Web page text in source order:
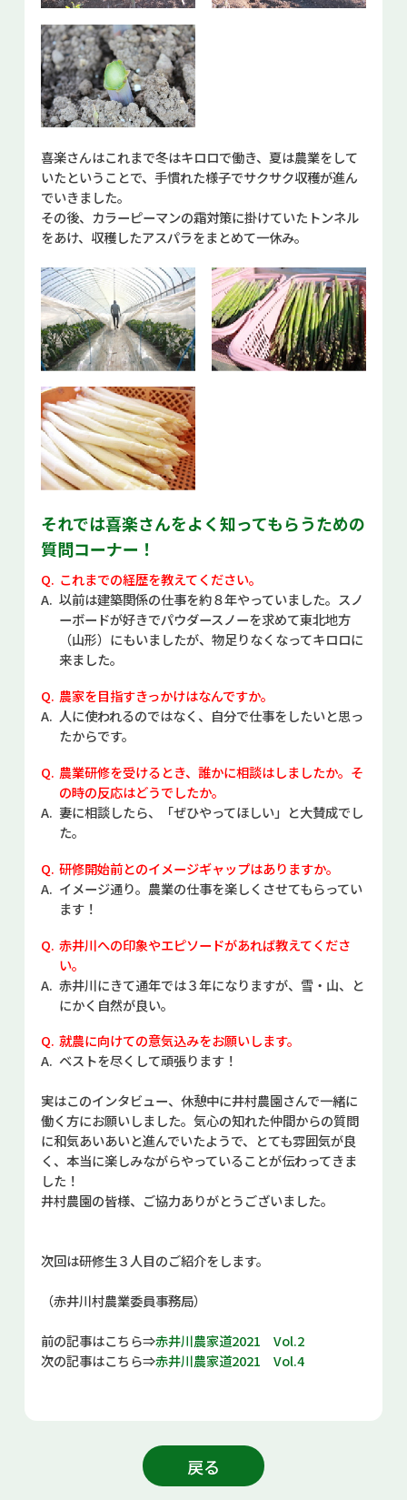
喜楽さんはこれまで冬はキロロで働き、夏は農業をして
いたということで、手慣れた様子でサクサク収穫が進ん
でいきました。
その後、カラーピーマンの霜対策に掛けていたトンネル
をあけ、収穫したアスパラをまとめて一休み。
それでは喜楽さんをよく知ってもらうための
質問コーナー！
これまでの経歴を教えてください。
以前は建築関係の仕事を約８年やっていました。スノ
ーボードが好きでパウダースノーを求めて東北地方
（山形）にもいましたが、物足りなくなってキロロに
来ました。
農家を目指すきっかけはなんですか。
人に使われるのではなく、自分で仕事をしたいと思っ
たからです。
農業研修を受けるとき、誰かに相談はしましたか。そ
の時の反応はどうでしたか。
妻に相談したら、「ぜひやってほしい」と大賛成でし
た。
研修開始前とのイメージギャップはありますか。
イメージ通り。農業の仕事を楽しくさせてもらってい
ます！
赤井川への印象やエピソードがあれば教えてくださ
い。
赤井川にきて通年では３年になりますが、雪・山、と
にかく自然が良い。
就農に向けての意気込みをお願いします。
ベストを尽くして頑張ります！
実はこのインタビュー、休憩中に井村農園さんで一緒に
働く方にお願いしました。気心の知れた仲間からの質問
に和気あいあいと進んでいたようで、とても雰囲気が良
く、本当に楽しみながらやっていることが伝わってきま
した！
井村農園の皆様、ご協力ありがとうございました。
次回は研修生３人目のご紹介をします。
（赤井川村農業委員事務局）
前の記事はこちら⇒赤井川農家道2021 Vol.2
次の記事はこちら⇒赤井川農家道2021 Vol.4
戻る